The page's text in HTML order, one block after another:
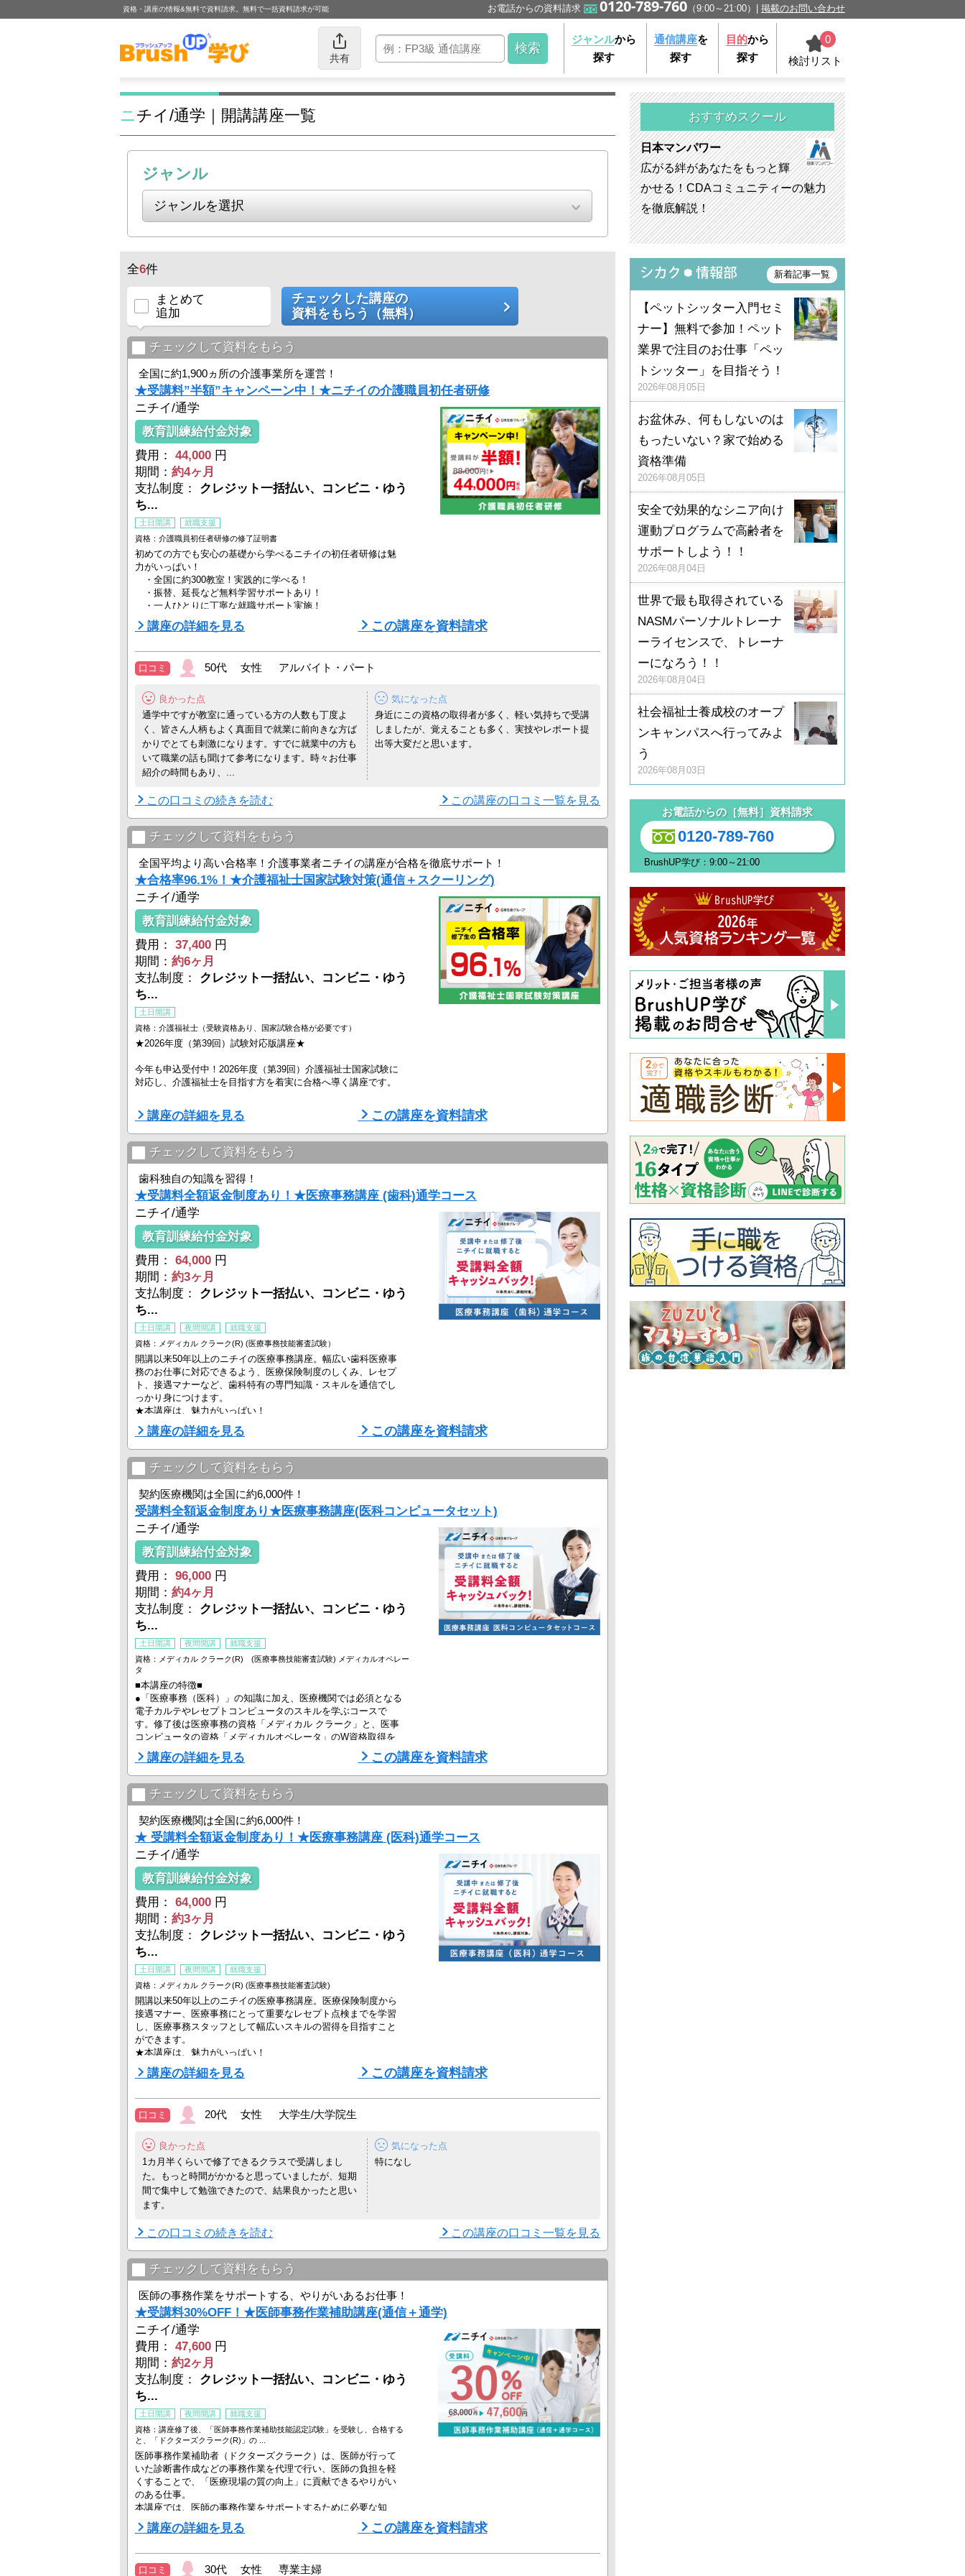
資格・講座の情報&無料で資料請求。無料で一括資料請求が可能 お電話からの資料請求 0120-789-760 （9:00～21:00） 掲載のお問い合わせ
共有
ジャンルから
探す
通信講座を
探す
目的から
探す
0
検討リスト
ニチイ/通学｜開講講座一覧
ジャンル
全6件
まとめて
追加
チェックした講座の
資料をもらう（無料）
チェックして資料をもらう
全国に約1,900ヵ所の介護事業所を運営！
★受講料”半額”キャンペーン中！★ニチイの介護職員初任者研修
ニチイ/通学
教育訓練給付金対象
費用：
44,000 円
期間： 約4ヶ月
支払制度： クレジット一括払い、コンビニ・ゆう
ち...
土日開講
就職支援
資格：介護職員初任者研修の修了証明書
初めての方でも安心の基礎から学べるニチイの初任者研修は魅
力がいっぱい！
・全国に約300教室！実践的に学べる！
・振替、延長など無料学習サポートあり！
・一人ひとりに丁寧な就職サポート実施！
・修了後、ニチイに就職すると受講料全額キャッシュバッ
ク！
★ニチイのここがおススメ★
●現場を持つ強み！介護事業者としての実績を活かした講座
ニチイは、50年以上にわたって教育事業を展開するとともに、
在宅系から、居住系、保険外まで幅広い介護サービス ...
講座の詳細を見る この講座を資料請求
口コミ 50代 女性 アルバイト・パート
良かった点
通学中ですが教室に通っている方の人数も丁度よ
く、皆さん人柄もよく真面目で就業に前向きな方ば
かりでとても刺激になります。すでに就業中の方も
いて職業の話も聞けて参考になります。時々お仕事
紹介の時間もあり、...
気になった点
身近にこの資格の取得者が多く、軽い気持ちで受講
しましたが、覚えることも多く、実技やレポート提
出等大変だと思います。
この口コミの続きを読む この講座の口コミ一覧を見る
チェックして資料をもらう
全国平均より高い合格率！介護事業者ニチイの講座が合格を徹底サポート！
★合格率96.1%！★介護福祉士国家試験対策(通信＋スクーリング)
ニチイ/通学
教育訓練給付金対象
費用：
37,400 円
期間： 約6ヶ月
支払制度： クレジット一括払い、コンビニ・ゆう
ち...
土日開講
資格：介護福祉士（受験資格あり、国家試験合格が必要です）
★2026年度（第39回）試験対応版講座★
今年も申込受付中！2026年度（第39回）介護福祉士国家試験に
対応し、介護福祉士を目指す方を着実に合格へ導く講座です。
ニチイの講座は、学びやすいカリキュラムと充実のサポート
で、あなたの介護福祉士国家資格合格をバックアップします！
・合格率も高い！介護事業者ニチイの実績ある講座
・本試験の予行演習！「全国統一模試」付き
・最短2ヵ月程度の効率的学習が可能！
・フルセット教材や学習サポートも充実
・スクーリングではベテラン講師が要点を直 ...
講座の詳細を見る この講座を資料請求
チェックして資料をもらう
歯科独自の知識を習得！
★受講料全額返金制度あり！★医療事務講座 (歯科)通学コース
ニチイ/通学
教育訓練給付金対象
費用：
64,000 円
期間： 約3ヶ月
支払制度： クレジット一括払い、コンビニ・ゆう
ち...
土日開講 夜間開講
就職支援
資格：メディカル クラーク(R) (医療事務技能審査試験）
開講以来50年以上のニチイの医療事務講座。幅広い歯科医療事
務のお仕事に対応できるよう、医療保険制度のしくみ、レセプ
ト、接遇マナーなど、歯科特有の専門知識・スキルを通信でし
っかり身につけます。
★本講座は、魅力がいっぱい！
・教室は全国に多数！振替、延長など無料学習サポートも！
・WEBで閲覧できる教材や、質問サポート機能も！
・就職サポートも実施！
さあ、具体的に紹介します。
【ポイント１】通いやすく、続けやすい！
●教室は全国に多数あり
全国に多数展開する教室の多くは駅の近くにあり、 ...
講座の詳細を見る この講座を資料請求
チェックして資料をもらう
契約医療機関は全国に約6,000件！
受講料全額返金制度あり★医療事務講座(医科コンピュータセット)
ニチイ/通学
教育訓練給付金対象
費用：
96,000 円
期間： 約4ヶ月
支払制度： クレジット一括払い、コンビニ・ゆう
ち...
土日開講 夜間開講
就職支援
資格：メディカル クラーク(R) (医療事務技能審査試験) メディカルオペレー
タ
■本講座の特徴■
●「医療事務（医科）」の知識に加え、医療機関では必須となる
電子カルテやレセプトコンピュータのスキルを学ぶコースで
す。修了後は医療事務の資格「メディカル クラーク」と、医事
コンピュータの資格「メディカルオペレータ」のW資格取得を
目指せます。
●IT化が進む医療機関で医療事務技能と医事システムのコンピュ
ータ操作能力の両方を兼ね備えたスペシャリストは即戦力とな
ります。補講制度もあるので、コンピュータ初心者でも安心し
て学べます！
●医療事務では、医療保険制度から、レセプト点検、接 ...
講座の詳細を見る この講座を資料請求
チェックして資料をもらう
契約医療機関は全国に約6,000件！
★ 受講料全額返金制度あり！★医療事務講座 (医科)通学コース
ニチイ/通学
教育訓練給付金対象
費用：
64,000 円
期間： 約3ヶ月
支払制度： クレジット一括払い、コンビニ・ゆう
ち...
土日開講 夜間開講
就職支援
資格：メディカル クラーク(R) (医療事務技能審査試験)
開講以来50年以上のニチイの医療事務講座。医療保険制度から
接遇マナー、医療事務にとって重要なレセプト点検までを学習
し、医療事務スタッフとして幅広いスキルの習得を目指すこと
ができます。
★本講座は、魅力がいっぱい！
・全国約300教室！クラス設定も豊富で、振替、延長など無料
学習サポートも！
・一人ひとりに丁寧な就職サポート実施！
さあ、具体的に紹介します。
【ポイント１】通いやすく、続けやすい！
●教室は全国に約300ヵ所
全国に多数展開する ...
講座の詳細を見る この講座を資料請求
口コミ 20代 女性 大学生/大学院生
良かった点
1カ月半くらいで修了できるクラスで受講しまし
た。もっと時間がかかると思っていましたが、短期
間で集中して勉強できたので、結果良かったと思い
ます。
気になった点
特になし
この口コミの続きを読む この講座の口コミ一覧を見る
チェックして資料をもらう
医師の事務作業をサポートする、やりがいあるお仕事！
★受講料30%OFF！★医師事務作業補助講座(通信＋通学)
ニチイ/通学
費用：
47,600 円
期間： 約2ヶ月
支払制度： クレジット一括払い、コンビニ・ゆう
ち...
土日開講 夜間開講
就職支援
資格：講座修了後、「医師事務作業補助技能認定試験」を受験し、合格する
と、「ドクターズクラーク(R)」の ...
医師事務作業補助者（ドクターズクラーク）は、医師が行って
いた診断書作成などの事務作業を代理で行い、医師の負担を軽
くすることで、「医療現場の質の向上」に貢献できるやりがい
のある仕事。
本講座では、医師の事務作業をサポートするために必要な知
識・スキルを学びます。
★本講座のメリットはこちら！
でしっかり学習！
・WEB動画も視聴でき学習効率アップ！編入、休学など無料
講座の詳細を見る この講座を資料請求
口コミ 30代 女性 専業主婦
おすすめスクール
日本マンパワー
広がる絆があなたをもっと輝
かせる！CDAコミュニティーの魅力
を徹底解説！
新着記事一覧
【ペットシッター入門セミ
ナー】無料で参加！ペット
業界で注目のお仕事「ペッ
トシッター」を目指そう！
2026年08月05日
お盆休み、何もしないのは
もったいない？家で始める
資格準備
2026年08月05日
安全で効果的なシニア向け
運動プログラムで高齢者を
サポートしよう！！
2026年08月04日
世界で最も取得されている
NASMパーソナルトレーナ
ーライセンスで、トレーナ
ーになろう！！
2026年08月04日
社会福祉士養成校のオープ
ンキャンパスへ行ってみよ
う
2026年08月03日
お電話からの［無料］資料請求
0120-789-760
BrushUP学び：9:00～21:00